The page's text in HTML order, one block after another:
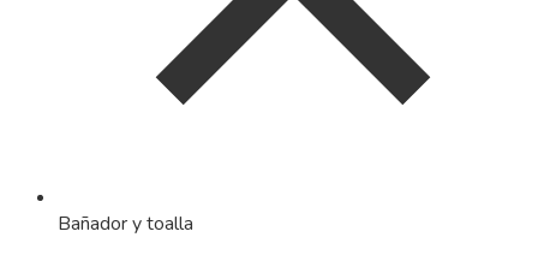
Bañador y toalla